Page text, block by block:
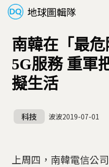
地球圖輯隊
南韓在「最
5G服務 重軍
擬生活
科技 波波2019-07-01
上周四，南韓電信公